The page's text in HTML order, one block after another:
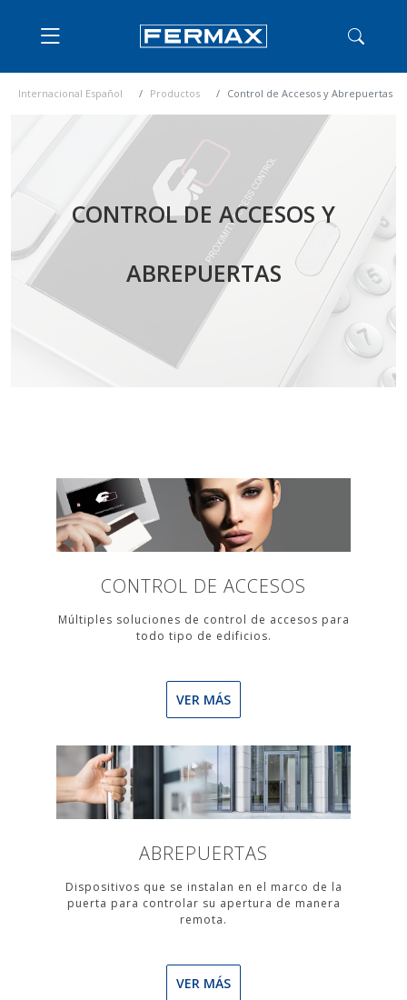
Internacional Español Productos Control de Accesos y Abrepuertas
CONTROL DE ACCESOS Y
ABREPUERTAS
CONTROL DE ACCESOS
Múltiples soluciones de control de accesos para
todo tipo de edificios.
VER MÁS
ABREPUERTAS
Dispositivos que se instalan en el marco de la
puerta para controlar su apertura de manera
remota.
VER MÁS